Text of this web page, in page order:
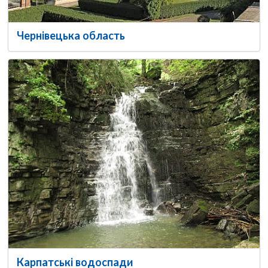
Чернівецька область
Карпатські водоспади